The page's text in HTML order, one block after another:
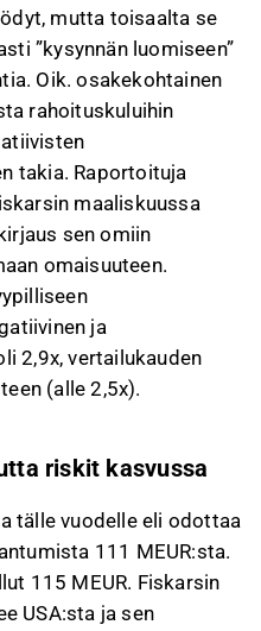
mutta toisaalta se
”kysynnän luomiseen”
Oik. osakekohtainen
rahoituskuluihin
takia. Raportoituja
maaliskuussa
sen omiin
omaisuuteen.
ja
2,9x, vertailukauden
(alle 2,5x).
riskit kasvussa
tälle vuodelle eli odottaa
111 MEUR:sta.
115 MEUR. Fiskarsin
USA:sta ja sen